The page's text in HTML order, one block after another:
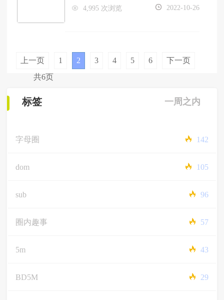
4,995 次浏览 2022-10-26
上一页 1 2 3 4 5 6
下一页
共6页
标签 一周之内
字母圈 142
dom 105
sub 96
圈内趣事 57
5m 43
BD5M 29